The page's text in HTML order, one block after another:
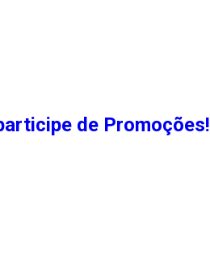
de Promoções!